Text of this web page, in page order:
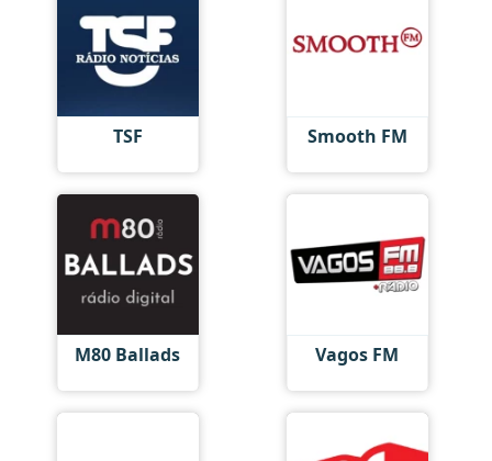
TSF Smooth FM
M80 Ballads Vagos FM